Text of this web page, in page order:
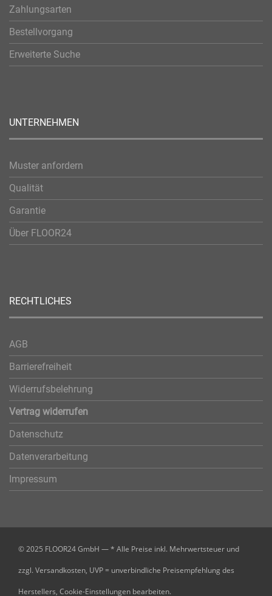
Zahlungsarten
Bestellvorgang
Erweiterte Suche
UNTERNEHMEN
Muster anfordern
Qualität
Garantie
Über FLOOR24
RECHTLICHES
AGB
Barrierefreiheit
Widerrufsbelehrung
Vertrag widerrufen
Datenschutz
Datenverarbeitung
Impressum
© 2025 FLOOR24 GmbH — * Alle Preise inkl. Mehrwertsteuer und
zzgl. Versandkosten, UVP = unverbindliche Preisempfehlung des
Herstellers, Cookie-Einstellungen bearbeiten.